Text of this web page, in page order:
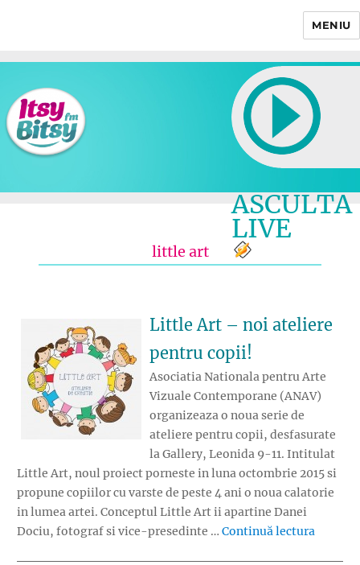
MENIU
ASCULTA
LIVE
little art
Little Art – noi ateliere
pentru copii!
Asociatia Nationala pentru Arte
Vizuale Contemporane (ANAV)
organizeaza o noua serie de
ateliere pentru copii, desfasurate
la Gallery, Leonida 9-11. Intitulat
Little Art, noul proiect porneste in luna octombrie 2015 si
propune copiilor cu varste de peste 4 ani o noua calatorie
in lumea artei. Conceptul Little Art ii apartine Danei
Dociu, fotograf si vice-presedinte … Continuă lectura